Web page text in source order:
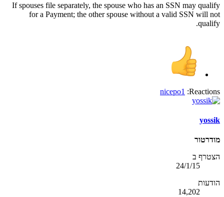
If spouses file separately, the spouse who has an SSN may qualify
for a Payment; the other spouse without a valid SSN will not
qualify.
Reactions:
nicepo1
yossik
מודרטור
הצטרף ב
24/1/15
הודעות
14,202